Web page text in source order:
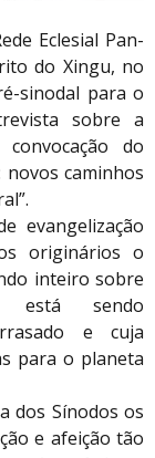
Eclesial Pan-
do Xingu, no
sinodal para o
sobre a
do
novos caminhos
evangelização
originários o
inteiro sobre
sendo
e cuja
para o planeta
dos Sínodos os
e afeição tão